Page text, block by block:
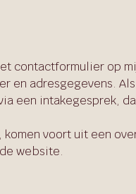
contactformulier op
en adresgegevens.
een intakegesprek,
voort uit een
website.